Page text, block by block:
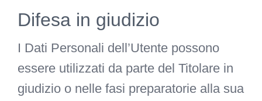
Difesa in giudizio
I Dati Personali dell’Utente possono
essere utilizzati da parte del Titolare in
giudizio o nelle fasi preparatorie alla sua